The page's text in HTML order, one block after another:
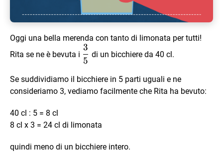
Oggi una bella merenda con tanto di limonata per tutti!
Rita se ne è bevuta i \dfrac
35
5
3
di un bicchiere da 40 cl.
Se suddividiamo il bicchiere in 5 parti uguali e ne
consideriamo 3, vediamo facilmente che Rita ha bevuto:
40 cl : 5 = 8 cl
8 cl x 3 = 24 cl di limonata
quindi meno di un bicchiere intero.